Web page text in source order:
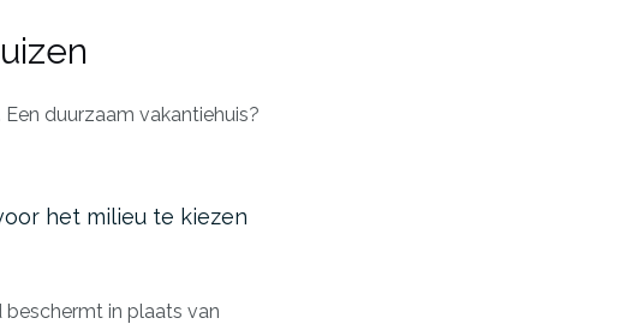
duurzaam vakantiehuis?
het milieu te kiezen
in plaats van